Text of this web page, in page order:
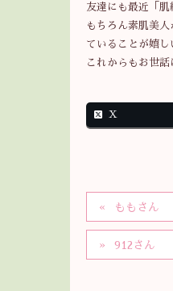
友達にも最近「肌
もちろん素肌美
ていることが嬉し
これからもお世話
X
ももさん
912さん